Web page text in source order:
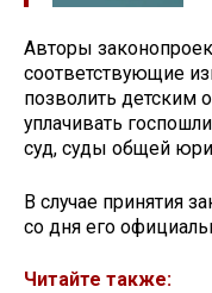
Авторы
соответствующие
позволить детским
уплачивать
суд, суды общей
В случае принятия
со дня его
Читайте также: